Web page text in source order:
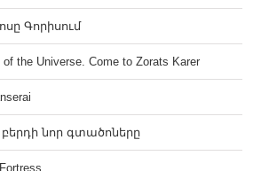
Գորիսում
the Universe. Come to Zorats Karer
բերդի նոր գտածոները